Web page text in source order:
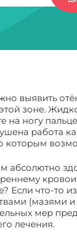
выявить
зоне.
на ногу
работа
абсолютно
что-то из
(мазями
мер
лечения.